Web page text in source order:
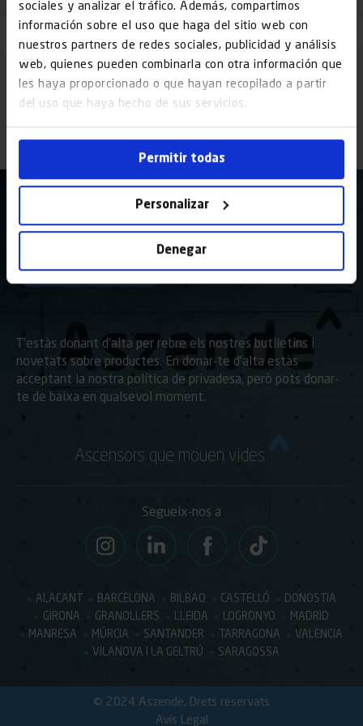
sociales y analizar el tráfico. Además, compartimos
información sobre el uso que haga del sitio web con
nuestros partners de redes sociales, publicidad y análisis
web, quienes pueden combinarla con otra información que
les haya proporcionado o que hayan recopilado a partir
del uso que haya hecho de sus servicios.
Permitir todas
Personalizar
Denegar
He llegit i accepto el
avis legal
T’estàs donant d’alta per rebre els nostres butlletins i
novetats sobre productes. En donar-te d’alta estàs
acceptant la nostra política de privadesa, però pots donar-
te de baixa en qualsevol moment.
Ascensors que mouen vides
Segueix-nos a
ALACANT BARCELONA BILBAO CASTELLÓ
DONOSTIA
GIRONA
GRANOLLERS LLEIDA LOGRONYO
MADRID
MANRESA
MÚRCIA SANTANDER TARRAGONA
VALÈNCIA
VILANOVA I LA GELTRÚ
SARAGOSSA
© 2024 Aszende. Drets reservats
Avís Legal